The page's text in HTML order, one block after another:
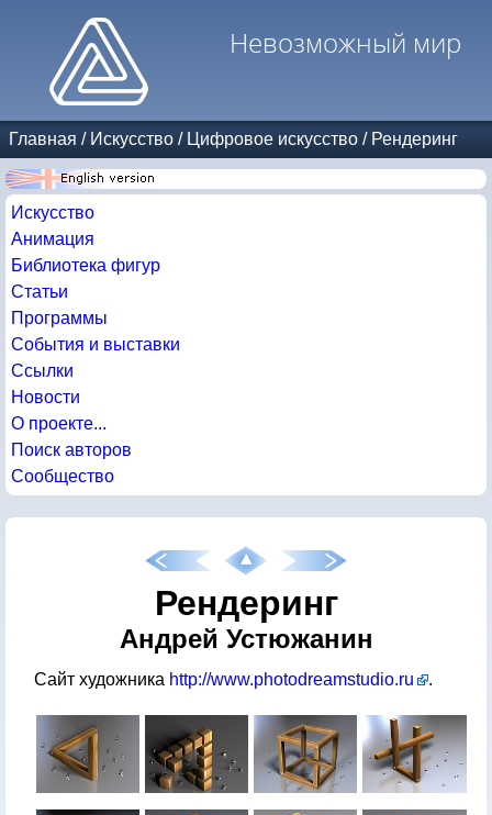
Невозможный мир
Главная / Искусство / Цифровое искусство / Рендеринг
Искусство
Анимация
Библиотека фигур
Статьи
Программы
События и выставки
Ссылки
Новости
О проекте...
Поиск авторов
Сообщество
Рендеринг
Андрей Устюжанин
Сайт художника http://www.photodreamstudio.ru .